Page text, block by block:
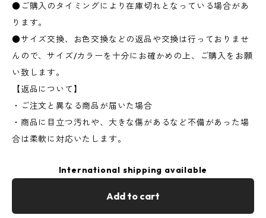
●ご購入のタイミングにより在庫切れとなっている場合があ
ります。
●サイズ交換、お色交換などの返品や交換は行っておりませ
んので、サイズ/カラーを十分にお確かめの上、ご購入をお願
い致します。
【返品について】
・ご注文と異なる商品が届いた場合
・商品に目立つ汚れや、大きな傷があるなど不備があった場
合は柔軟に対応いたします。
International shipping available
Add to cart